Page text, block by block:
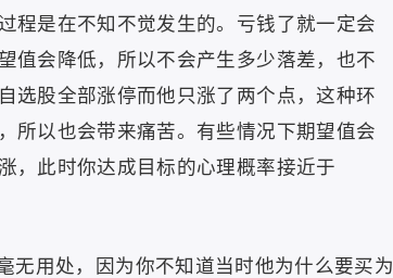
程是在不知不觉发生的。亏钱了就一定会
值会降低，所以不会产生多少落差，也不
选股全部涨停而他只涨了两个点，这种环
所以也会带来痛苦。有些情况下期望值会
，此时你达成目标的心理概率接近于
无用处，因为你不知道当时他为什么要买为